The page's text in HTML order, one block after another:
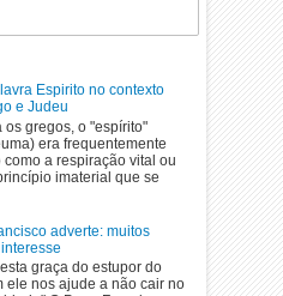
Espirito no contexto
e Judeu
os gregos, o "espírito"
era frequentemente
como a respiração vital ou
imaterial que se
adverte: muitos
graça do estupor do
ele nos ajude a não cair no